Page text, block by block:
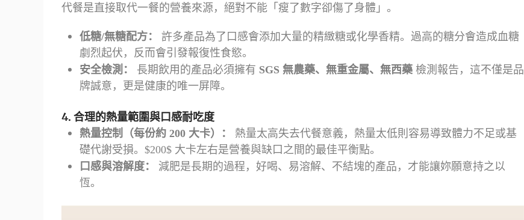
代餐是直接取代一餐的營養來源，絕對不能「瘦了數字卻傷了身體」。
低糖/無糖配方：
許多產品為了口感會添加大量的精緻糖或化學香精。過高的糖分會造成血糖
劇烈起伏，反而會引發報復性食慾。
安全檢測：
長期飲用的產品必須擁有 SGS 無農藥、無重金屬、無西藥 檢測報告，這不僅是品
牌誠意，更是健康的唯一屏障。
4. 合理的熱量範圍與口感耐吃度
熱量控制（每份約 200 大卡）：
熱量太高失去代餐意義，熱量太低則容易導致體力不足或基
礎代謝受損。 $200$ 大卡左右是營養與缺口之間的最佳平衡點。
口感與溶解度：
減肥是長期的過程，好喝、易溶解、不結塊的產品，才能讓妳願意持之以
恆。